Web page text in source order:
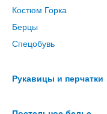
Костюм Горка
Берцы
Спецобувь
Рукавицы и перчатки